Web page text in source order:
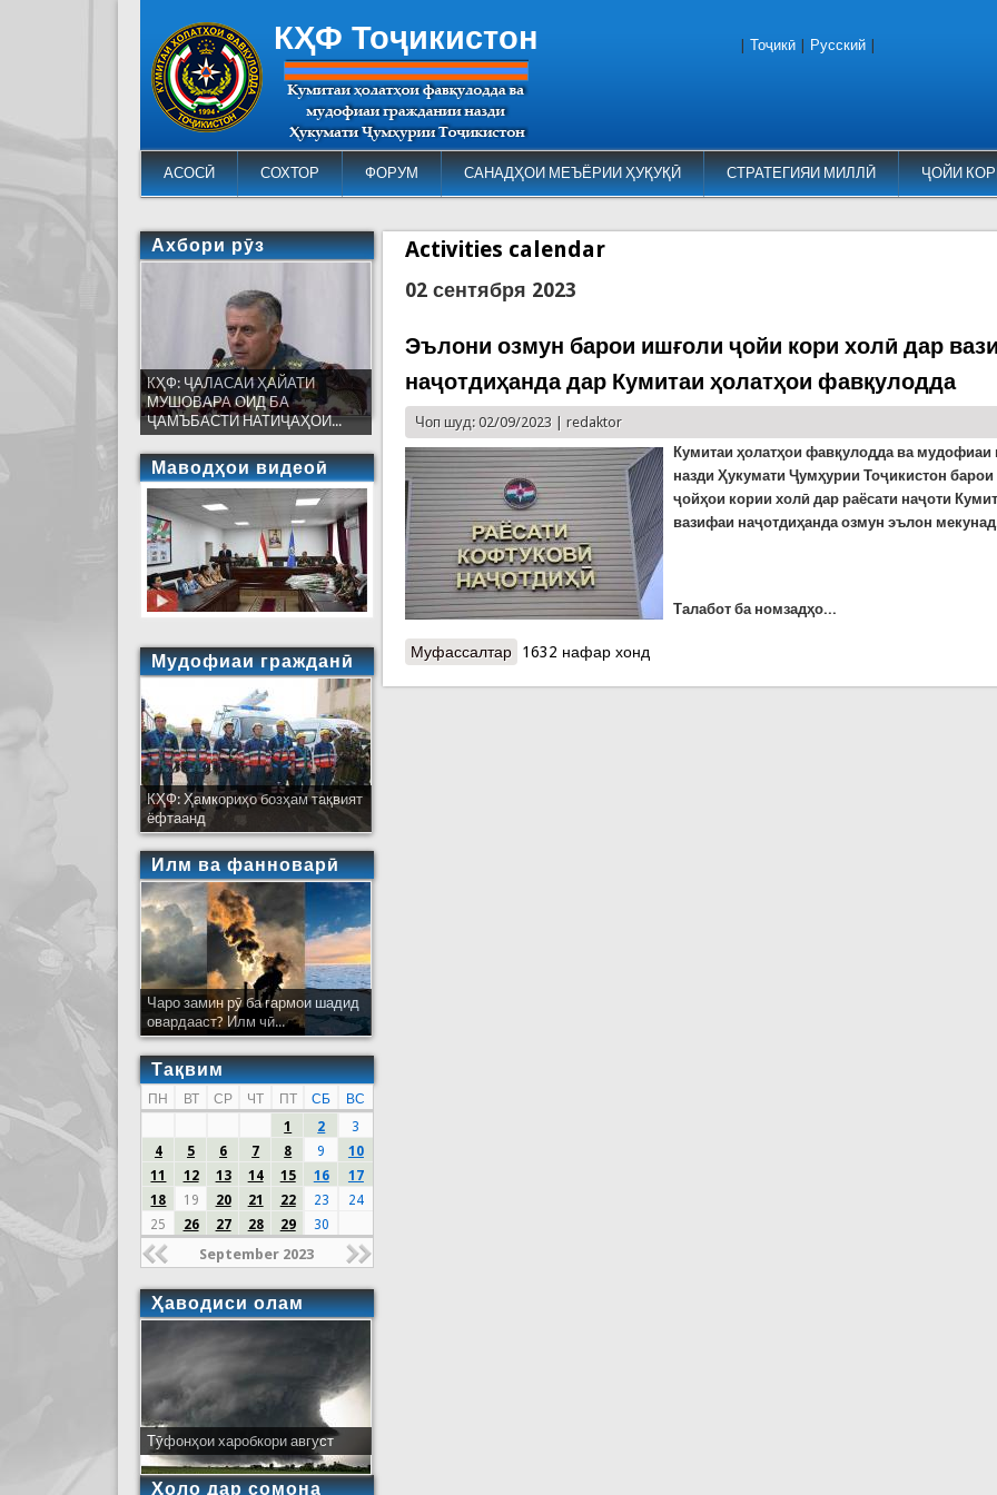
КҲФ Тоҷикистон
АСОСӢ СОХТОР ФОРУМ САНАДҲОИ МЕЪЁРИИ ҲУҚУҚӢ СТРАТЕГИЯИ МИЛЛӢ ҶОЙИ
Тоҷикӣ Русский
Activities calendar
02 сентября 2023
Эълони озмун барои ишғоли ҷойи кори холӣ дар
наҷотдиҳанда дар Кумитаи ҳолатҳои фавқулодда
Чоп шуд: 02/09/2023 |redaktor
Кумитаи ҳолатҳои фавқулодда ва мудофиаи
назди Ҳукумати Ҷумҳурии Тоҷикистон
ҷойҳои кории холӣ дар раёсати наҷоти
вазифаи наҷотдиҳанда озмун эълон
Талабот ба номзадҳо...
Муфассалтар о Эълони озмун барои ишғоли ҷойи кори холӣ дар вазифаи
1632 нафар хонд
Ахбори рӯз
КҲФ: ҶАЛАСАИ ҲАЙАТИ
МУШОВАРА ОИД БА
ҶАМЪБАСТИ НАТИҶАҲОИ...
Маводҳои видеоӣ
Мудофиаи гражданӣ
КҲФ: Ҳамкориҳо бозҳам тақвият
ёфтаанд
Илм ва фанноварӣ
Чаро замин рӯ ба гармои шадид
овардааст? Илм чӣ...
Тақвим
ПН ВТ СР ЧТ ПТ СБ
ВС
1
2
3
4
5 6 7 8 9
10
11
12 13 14 15 16
17
18
19 20 21 22 23
24
25
26 27 28 29 30
September 2023
Ҳаводиси олам
Тӯфонҳои харобкори август
Ҳоло дар сомона